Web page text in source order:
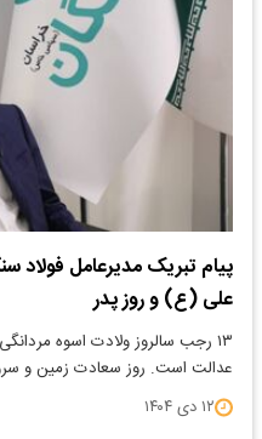
پیام تبریک مدیرعامل
علی (ع) و روز پدر
۱۳ رجب سالروز ولادت اسوه
عدالت است. روز سعادت زمین و
۱۲ دی ۱۴۰۴